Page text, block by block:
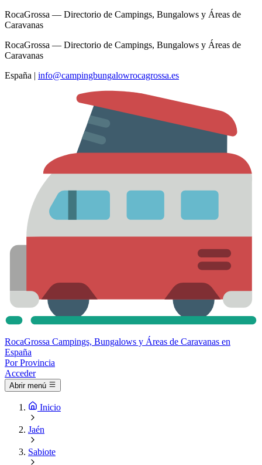
RocaGrossa — Directorio de Campings, Bungalows y Áreas de
Caravanas
RocaGrossa — Directorio de Campings, Bungalows y Áreas de
Caravanas
España | info@campingbungalowrocagrossa.es
RocaGrossa Campings, Bungalows y Áreas de Caravanas en
España
Por Provincia
Acceder
Abrir menú
Inicio
Jaén
Sabiote